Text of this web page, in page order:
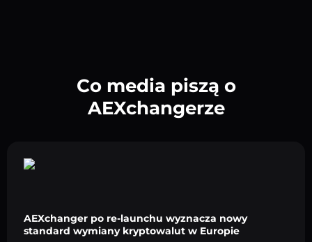
Co media piszą o
AEXchangerze
AEXchanger po re-launchu wyznacza nowy
standard wymiany kryptowalut w Europie